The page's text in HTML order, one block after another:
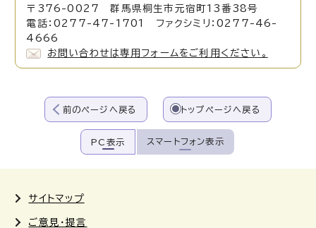
〒376-0027 群馬県桐生市元宿町13番38号
電話：0277-47-1701 ファクシミリ：0277-46-
4666
お問い合わせは専用フォームをご利用ください。
前のページへ戻る トップページへ戻る
PC表示 スマートフォン表示
サイトマップ
ご意見・提言